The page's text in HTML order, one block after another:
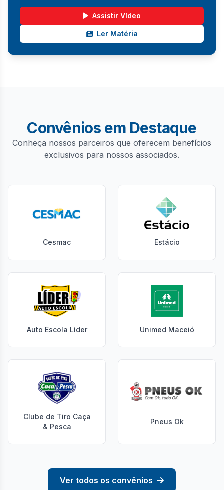
Assistir Vídeo
Ler Matéria
Convênios em Destaque
Conheça nossos parceiros que oferecem benefícios
exclusivos para nossos associados.
Cesmac Estácio
Auto Escola Líder Unimed Maceió
Clube de Tiro Caça
& Pesca
Pneus Ok
Ver todos os convênios